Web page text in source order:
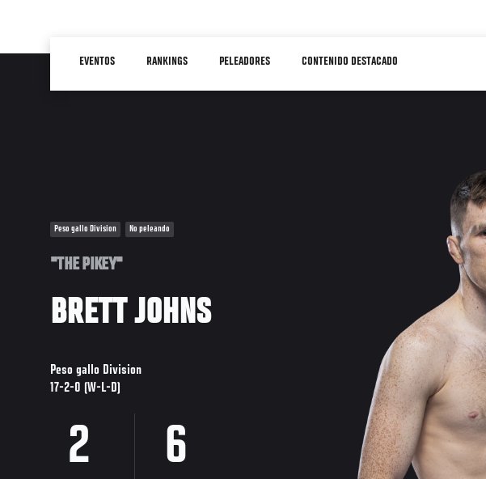
navigation
EVENTOS RANKINGS PELEADORES CONTENIDO DESTACADO
Peso gallo Division No peleando
"THE PIKEY"
BRETT JOHNS
Peso gallo Division
17-2-0 (W-L-D)
2 6